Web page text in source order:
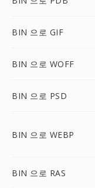
BIN 으로 GIF
BIN 으로 WOFF
BIN 으로 PSD
BIN 으로 WEBP
BIN 으로 RAS